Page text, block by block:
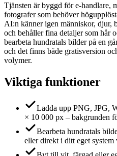
Tjänsten är byggd för e-handlare,
fotografer som behöver
AI:n känner igen människor, djur,
och behåller fina detaljer som hår
bearbeta hundratals bilder på en
och det finns både gratisversion
volymer.
Viktiga funktioner
Ladda upp PNG, JPG,
× 10 000 px – bakgrunden
Bearbeta hundratals
eller direkt i ditt eget